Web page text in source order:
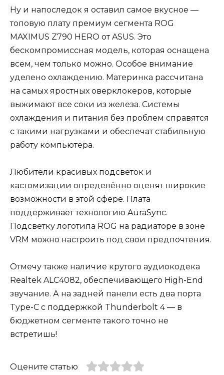
Ну и напоследок я оставил самое вкусное —
топовую плату премиум сегмента ROG
MAXIMUS Z790 HERO от ASUS. Это
бескомпромиссная модель, которая оснащена
всем, чем только можно. Особое внимание
уделено охлаждению. Материнка рассчитана
на самых яростных оверклокеров, которые
выжимают все соки из железа. Системы
охлаждения и питания без проблем справятся
с такими нагрузками и обеспечат стабильную
работу компьютера.
Любители красивых подсветок и
кастомизации определённо оценят широкие
возможности в этой сфере. Плата
поддерживает технологию AuraSync.
Подсветку логотипа ROG на радиаторе в зоне
VRM можно настроить под свои предпочтения.
Отмечу также наличие крутого аудиокодека
Realtek ALC4082, обеспечивающего High-End
звучание. А на задней панели есть два порта
Type-C с поддержкой Thunderbolt 4 — в
бюджетном сегменте такого точно не
встретишь!
Оцените статью